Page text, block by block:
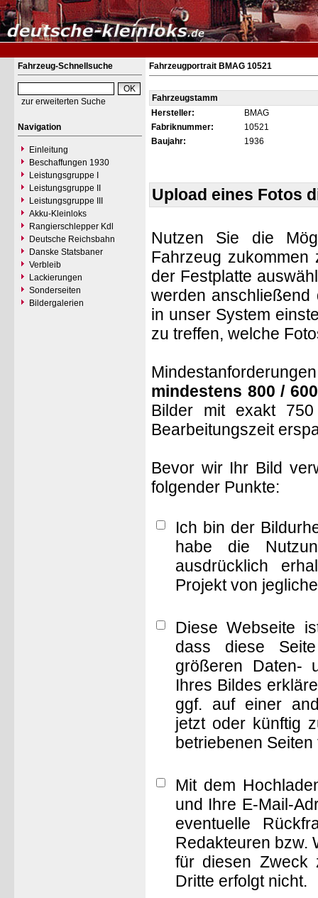
Fahrzeug-Schnellsuche
zur erweiterten Suche
Navigation
Einleitung
Beschaffungen 1930
Leistungsgruppe I
Leistungsgruppe II
Leistungsgruppe III
Akku-Kleinloks
Rangierschlepper Kdl
Deutsche Reichsbahn
Danske Statsbaner
Verbleib
Lackierungen
Sonderseiten
Bildergalerien
Fahrzeugportrait BMAG 10521
Fahrzeugstamm
Hersteller:
BMAG
Fabriknummer:
10521
Baujahr:
1936
Upload eines Fotos
Nutzen Sie die
Fahrzeug
der Festplatte
werden anschließend
in unser System
zu treffen, welche
mindestens 800 /
Bilder mit exakt
Bearbeitungszeit
Bevor wir Ihr Bild
folgender Punkte:
Ich bin der
habe die
ausdrücklich
Projekt von
Diese Webseite
dass diese
größeren Daten-
Ihres Bildes
ggf. auf einer
jetzt oder künftig
betriebenen
Mit dem
und Ihre E-Mail-
eventuelle
Redakteuren bzw.
für diesen Zweck
Dritte erfolgt nicht.